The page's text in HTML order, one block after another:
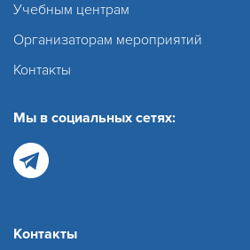
Учебным центрам
Организаторам мероприятий
Контакты
Мы в социальных сетях:
Контакты